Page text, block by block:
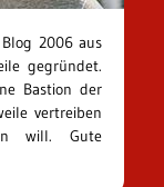
2006 aus
gegründet.
Bastion der
vertreiben
will. Gute